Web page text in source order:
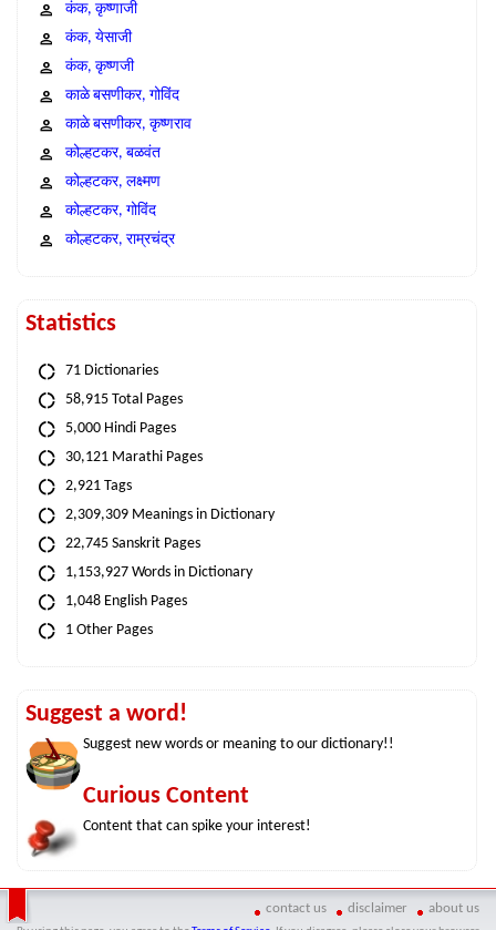
कंक, कृष्णाजी
कंक, येसाजी
कंक, कृष्णजी
काळे बसणीकर, गोविंद
काळे बसणीकर, कृष्णराव
कोल्हटकर, बळवंत
कोल्हटकर, लक्ष्मण
कोल्हटकर, गोविंद
कोल्हटकर, राम्रचंद्र
Statistics
71 Dictionaries
58,915 Total Pages
5,000 Hindi Pages
30,121 Marathi Pages
2,921 Tags
2,309,309 Meanings in Dictionary
22,745 Sanskrit Pages
1,153,927 Words in Dictionary
1,048 English Pages
1 Other Pages
Suggest a word!
Suggest new words or meaning to our dictionary!!
Curious Content
Content that can spike your interest!
contact us disclaimer about us